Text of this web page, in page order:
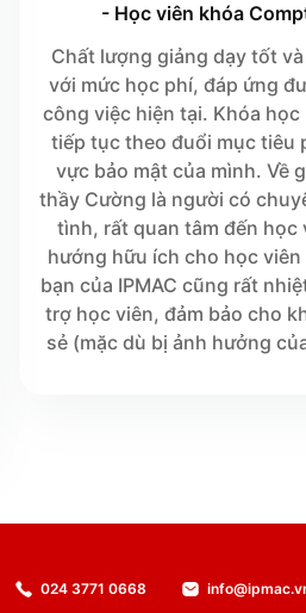
- Học viên khóa
Chất lượng giảng dạy tốt
với mức học phí, đáp ứng
công việc hiện tại. Khóa học
tiếp tục theo đuổi mục tiêu
vực bảo mật của mình. Về
thầy Cường là người có
tình, rất quan tâm đến học
hướng hữu ích cho học
bạn của IPMAC cũng rất
trợ học viên, đảm bảo cho
sẻ (mặc dù bị ảnh hưởng
024 3771 0668